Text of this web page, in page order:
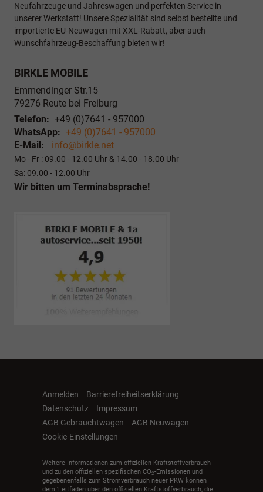
Neufahrzeuge und Jahreswagen und perfekten Service in
unserer Werkstatt! Unsere Spezialität sind selbst bestellte und
importierte EU-Neuwagen mit XXL-Rabatt, aber auch
Wunschfahrzeug-Beschaffung bieten wir!
BIRKLE MOBILE
Emmendinger Str.15
79276 Reute bei Freiburg
Telefon: +49 (0)7641 - 957000
WhatsApp: +49 (0)7641 - 957000
E-Mail:
info@birkle.net
Mo - Fr : 09.00 - 12.00 Uhr & 14.00 - 18.00 Uhr
Sa: 09.00 - 12.00 Uhr
Wir bitten um Terminabsprache!
Anmelden
Barrierefreiheitserklärung
Datenschutz
Impressum
AGB Gebrauchtwagen
AGB Neuwagen
Cookie-Einstellungen
Weitere Informationen zum offiziellen Kraftstoffverbrauch
und zu den offiziellen spezifischen CO2-Emissionen und
gegebenenfalls zum Stromverbrauch neuer PKW können
dem 'Leitfaden über den offiziellen Kraftstoffverbrauch, die